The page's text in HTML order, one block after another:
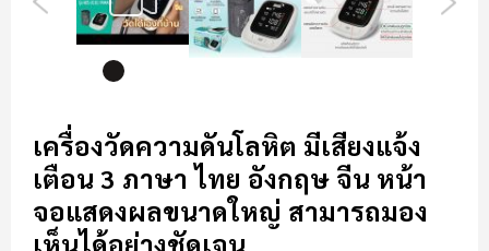
ที่
ส่วน
เริ่ม
ต้น
เครื่องวัดความดันโลหิต มีเสียงแจ้ง
เตือน 3 ภาษา ไทย อังกฤษ จีน หน้า
จอแสดงผลขนาดใหญ่ สามารถมอง
เห็นได้อย่างชัดเจน